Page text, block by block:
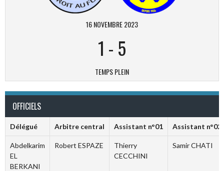
16 NOVEMBRE 2023
1 - 5
TEMPS PLEIN
OFFICIELS
Délégué Arbitre central Assistant n°01 Assistant n°02
Abdelkarim
EL
BERKANI
Robert ESPAZE
Thierry
CECCHINI
Samir CHATI